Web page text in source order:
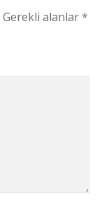
Gerekli alanlar*